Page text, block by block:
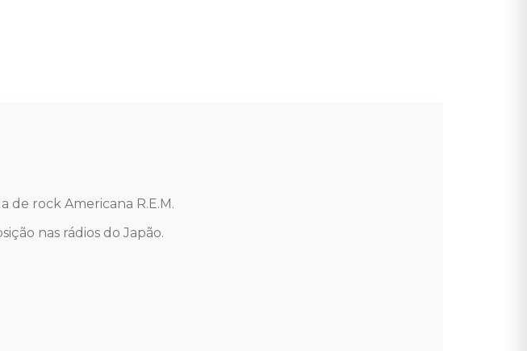
de rock Americana R.E.M.
nas rádios do Japão.